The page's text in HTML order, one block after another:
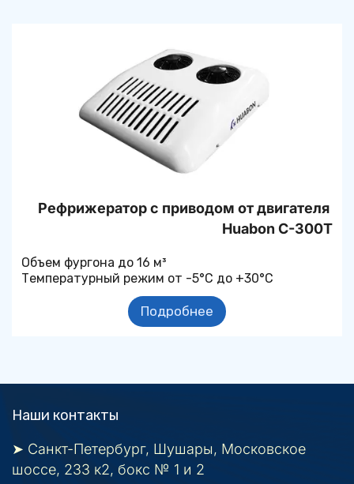
Рефрижератор с приводом от двигателя
Huabon C-300T
Объем фургона до 16 м³
Температурный режим от -5°С до +30°С
Подробнее
Наши контакты
➤ Санкт-Петербург, Шушары, Московское
шоссе, 233 к2, бокс № 1 и 2